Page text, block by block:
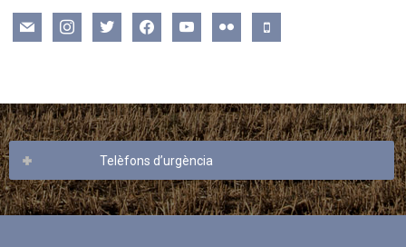
mail instagramtwitter facebookyoutube flickr mobile
Telèfons d’urgència